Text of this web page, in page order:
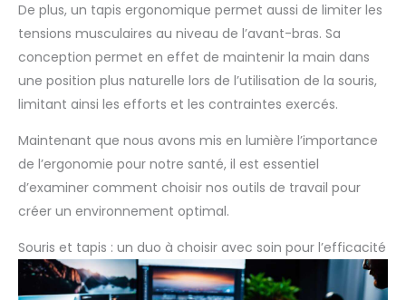
De plus, un tapis ergonomique permet aussi de limiter les
tensions musculaires au niveau de l’avant-bras. Sa
conception permet en effet de maintenir la main dans
une position plus naturelle lors de l’utilisation de la souris,
limitant ainsi les efforts et les contraintes exercés.
Maintenant que nous avons mis en lumière l’importance
de l’ergonomie pour notre santé, il est essentiel
d’examiner comment choisir nos outils de travail pour
créer un environnement optimal.
Souris et tapis : un duo à choisir avec soin pour l’efficacité